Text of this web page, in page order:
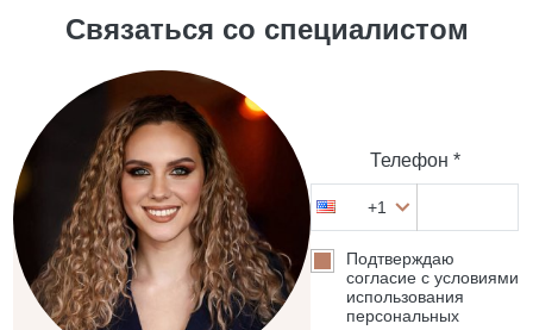
Связаться со специалистом
Телефон *
+1
Подтверждаю
согласие с условиями
использования
персональных